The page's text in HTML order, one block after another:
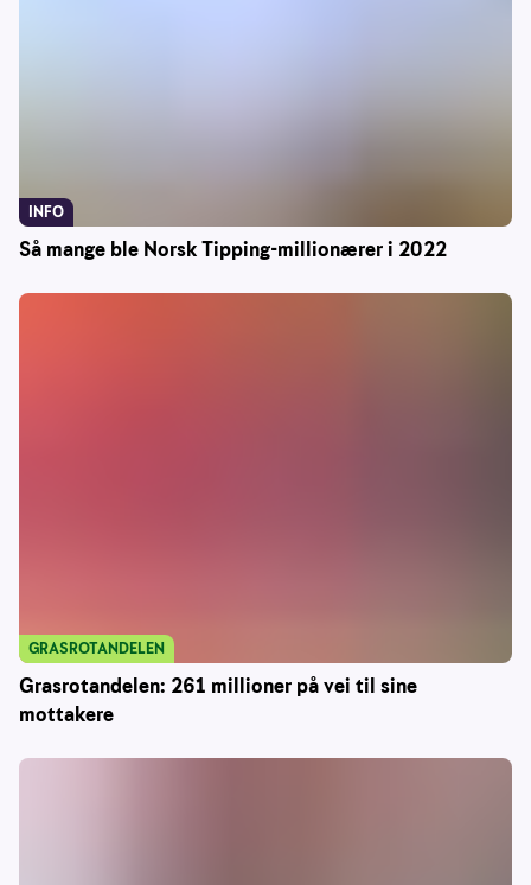
Så mange ble Norsk Tipping-millionærer i 2022
INFO
Grasrotandelen: 261 millioner på vei til sine
mottakere
GRASROTANDELEN